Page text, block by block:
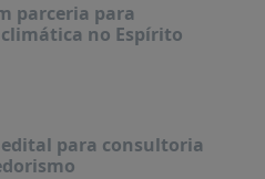
parceria para
no Espírito
para consultoria